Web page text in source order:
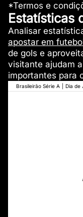
*Termos e
Estatísticas
Analisar
apostar em
de gols e
visitante ajudam
importantes para
Brasileirão Série A Dia de